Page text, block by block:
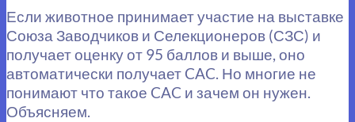
Если животное принимает участие на выставке
Союза Заводчиков и Селекционеров (СЗС) и
получает оценку от 95 баллов и выше, оно
автоматически получает CAC. Но многие не
понимают что такое CAC и зачем он нужен.
Объясняем.